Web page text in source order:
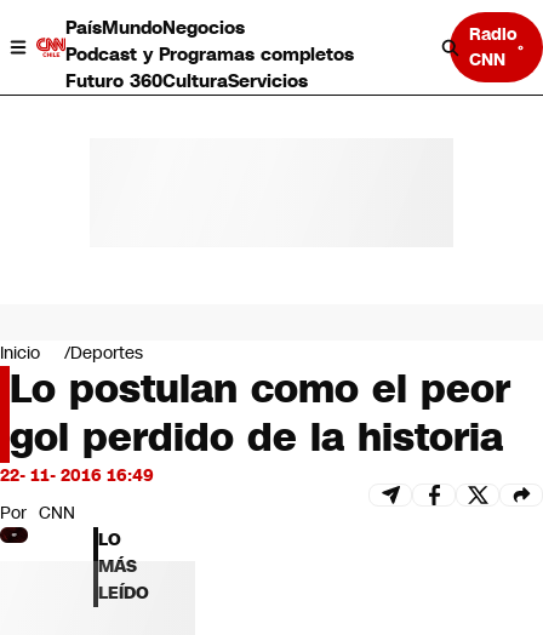
PaísMundoNegocios
Podcast y Programas completos
Futuro 360CulturaServicios
Radio
CNN
Negocios
Deportes
Programas completos
Cultura
Servicios
Bits
CNN Data
CNN tiempo
Futuro 360
Inicio Deportes
Lo postulan como el peor
gol perdido de la historia
22- 11- 2016 16:49
Por CNN
LO
MÁS
LEÍDO